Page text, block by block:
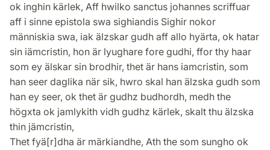
ok inghin kärlek, Aff hwilko sanctus johannes scriffuar
aff i sinne epistola swa sighiandis Sighir nokor
människia swa, iak älzskar gudh aff allo hyärta, ok hatar
sin iämcristin, hon är lyughare fore gudhi, ffor thy haar
som ey älskar sin brodhir, thet är hans iamcristin, som
han seer daglika när sik, hwro skal han älzska gudh som
han ey seer, ok thet är gudhz budhordh, medh the
högxta ok jamlykith vidh gudhz kärlek, skalt thu älzska
thin jämcristin,
Thet fyä[r]dha är märkiandhe, Ath the som sungho ok